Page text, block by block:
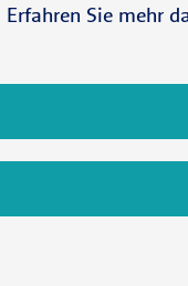
Sie mehr